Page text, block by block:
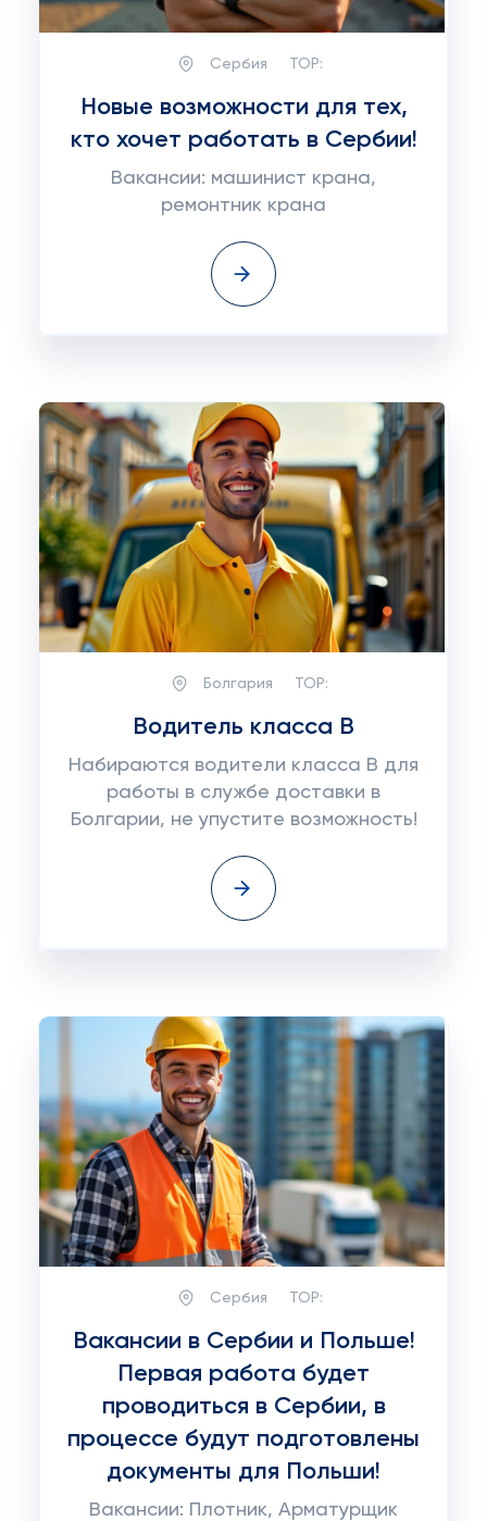
Сербия TOP:
Новые возможности для тех,
кто хочет работать в Сербии!
Вакансии: машинист крана,
ремонтник крана
Болгария TOP:
Водитель класса B
Набираются водители класса B для
работы в службе доставки в
Болгарии, не упустите возможность!
Сербия TOP:
Вакансии в Сербии и Польше!
Первая работа будет
проводиться в Сербии, в
процессе будут подготовлены
документы для Польши!
Вакансии: Плотник, Арматурщик